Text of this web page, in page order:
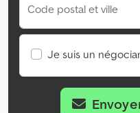
Code postal et ville
Je suis un